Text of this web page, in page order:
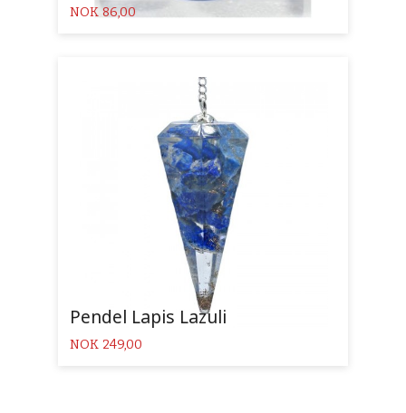
Pris
NOK 86,00
Pendel Lapis Lazuli
Pris
NOK 249,00